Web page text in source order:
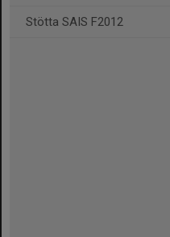
Stötta SAIS F2012